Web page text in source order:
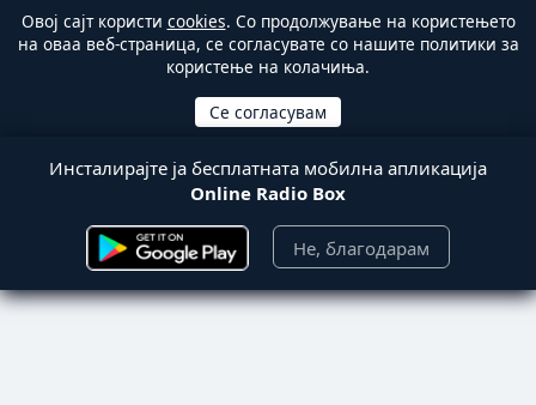
Овој сајт користи cookies. Со продолжување на користењето
на оваа веб-страница, се согласувате со нашите политики за
користење на колачиња.
Инсталирајте ја бесплатната мобилна апликација
Online Radio Box
Не, благодарам